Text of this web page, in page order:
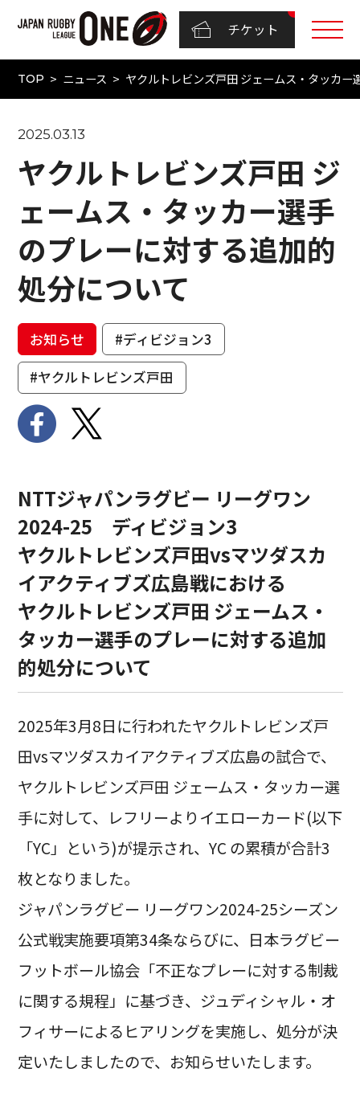
チケット
TOP ニュース ヤクルトレビンズ戸田 ジェームス・タッカ
2025.03.13
ヤクルトレビンズ戸田 ジ
ェームス・タッカー選手
のプレーに対する追加的
処分について
お知らせ
#ディビジョン3
#ヤクルトレビンズ戸田
NTTジャパンラグビー リーグワン
2024-25 ディビジョン3
ヤクルトレビンズ戸田vsマツダスカ
イアクティブズ広島戦における
ヤクルトレビンズ戸田 ジェームス・
タッカー選手のプレーに対する追加
的処分について
2025年3月8日に行われたヤクルトレビンズ戸
田vsマツダスカイアクティブズ広島の試合で、
ヤクルトレビンズ戸田 ジェームス・タッカー選
手に対して、レフリーよりイエローカード(以下
「YC」という)が提示され、YC の累積が合計3
枚となりました。
ジャパンラグビー リーグワン2024-25シーズン
公式戦実施要項第34条ならびに、日本ラグビー
フットボール協会「不正なプレーに対する制裁
に関する規程」に基づき、ジュディシャル・オ
フィサーによるヒアリングを実施し、処分が決
定いたしましたので、お知らせいたします。